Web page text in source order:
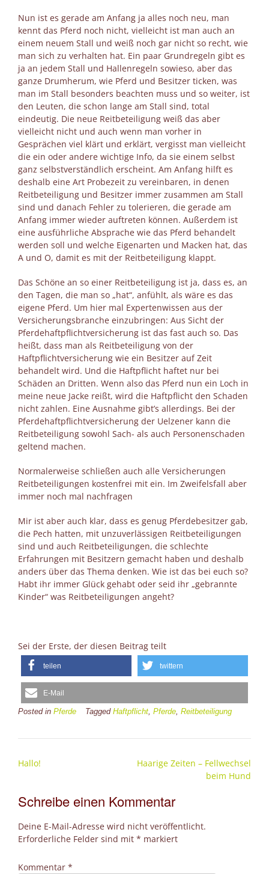
Nun ist es gerade am Anfang ja alles noch neu, man
kennt das Pferd noch nicht, vielleicht ist man auch an
einem neuem Stall und weiß noch gar nicht so recht, wie
man sich zu verhalten hat. Ein paar Grundregeln gibt es
ja an jedem Stall und Hallenregeln sowieso, aber das
ganze Drumherum, wie Pferd und Besitzer ticken, was
man im Stall besonders beachten muss und so weiter, ist
den Leuten, die schon lange am Stall sind, total
eindeutig. Die neue Reitbeteiligung weiß das aber
vielleicht nicht und auch wenn man vorher in
Gesprächen viel klärt und erklärt, vergisst man vielleicht
die ein oder andere wichtige Info, da sie einem selbst
ganz selbstverständlich erscheint. Am Anfang hilft es
deshalb eine Art Probezeit zu vereinbaren, in denen
Reitbeteiligung und Besitzer immer zusammen am Stall
sind und danach Fehler zu tolerieren, die gerade am
Anfang immer wieder auftreten können. Außerdem ist
eine ausführliche Absprache wie das Pferd behandelt
werden soll und welche Eigenarten und Macken hat, das
A und O, damit es mit der Reitbeteiligung klappt.
Das Schöne an so einer Reitbeteiligung ist ja, dass es, an
den Tagen, die man so „hat“, anfühlt, als wäre es das
eigene Pferd. Um hier mal Expertenwissen aus der
Versicherungsbranche einzubringen: Aus Sicht der
Pferdehaftpflichtversicherung ist das fast auch so. Das
heißt, dass man als Reitbeteiligung von der
Haftpflichtversicherung wie ein Besitzer auf Zeit
behandelt wird. Und die Haftpflicht haftet nur bei
Schäden an Dritten. Wenn also das Pferd nun ein Loch in
meine neue Jacke reißt, wird die Haftpflicht den Schaden
nicht zahlen. Eine Ausnahme gibt’s allerdings. Bei der
Pferdehaftpflichtversicherung der Uelzener kann die
Reitbeteiligung sowohl Sach- als auch Personenschaden
geltend machen.
Normalerweise schließen auch alle Versicherungen
Reitbeteiligungen kostenfrei mit ein. Im Zweifelsfall aber
immer noch mal nachfragen
Mir ist aber auch klar, dass es genug Pferdebesitzer gab,
die Pech hatten, mit unzuverlässigen Reitbeteiligungen
sind und auch Reitbeteiligungen, die schlechte
Erfahrungen mit Besitzern gemacht haben und deshalb
anders über das Thema denken. Wie ist das bei euch so?
Habt ihr immer Glück gehabt oder seid ihr „gebrannte
Kinder“ was Reitbeteiligungen angeht?
Sei der Erste, der diesen Beitrag teilt
teilen twittern
E-Mail
Posted in Pferde Tagged Haftpflicht, Pferde, Reitbeteiligung
Post
Hallo!
Haarige Zeiten – Fellwechsel
beim Hund
Schreibe einen Kommentar
Deine E-Mail-Adresse wird nicht veröffentlicht.
Erforderliche Felder sind mit * markiert
Kommentar *